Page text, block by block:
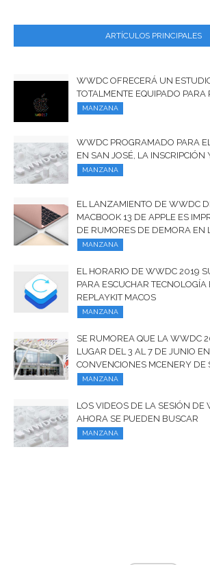
ARTÍCULOS PRINCIPALES
WWDC OFRECERÁ UN
TOTALMENTE EQUIPADO PARA
MANZANA
WWDC PROGRAMADO PARA
EN SAN JOSÉ, LA INSCRIPCIÓN
MANZANA
EL LANZAMIENTO DE WWDC
MACBOOK 13 DE APPLE ES
DE RUMORES DE DEMORA EN
MANZANA
EL HORARIO DE WWDC 2019
PARA ESCUCHAR TECNOLOGÍA
REPLAYKIT MACOS
MANZANA
SE RUMOREA QUE LA WWDC
LUGAR DEL 3 AL 7 DE JUNIO
CONVENCIONES MCENERY DE
MANZANA
LOS VIDEOS DE LA SESIÓN
AHORA SE PUEDEN BUSCAR
MANZANA